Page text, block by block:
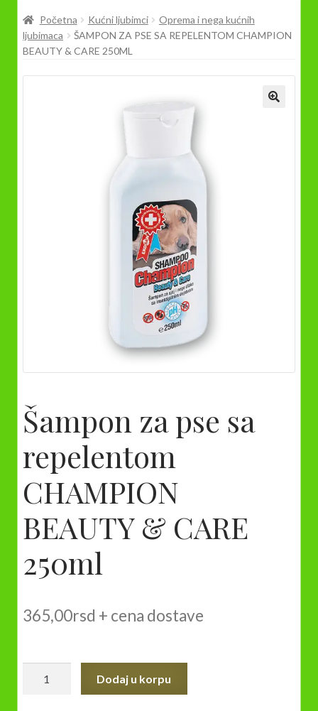
Prodavnica
Početna Kućni ljubimci
Oprema i nega kućnih
ljubimaca
ŠAMPON ZA PSE SA REPELENTOM CHAMPION
BEAUTY & CARE 250ML
Šampon za pse sa
repelentom
CHAMPION
BEAUTY & CARE
250ml
365,00rsd + cena dostave
Dodaj u korpu